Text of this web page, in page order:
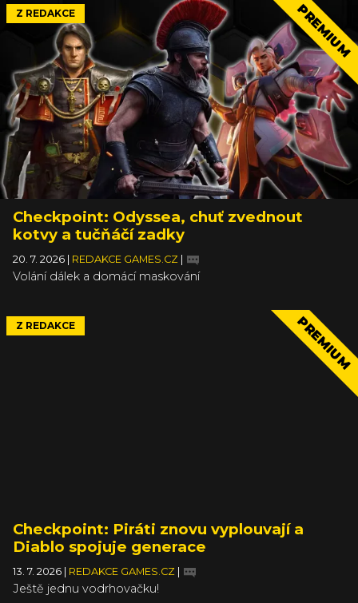
Z REDAKCE PREMIUM
Checkpoint: Odyssea, chuť zvednout
kotvy a tučňáčí zadky
20. 7. 2026 REDAKCE GAMES.CZ
Volání dálek a domácí maskování
Z REDAKCE PREMIUM
Checkpoint: Piráti znovu vyplouvají a
Diablo spojuje generace
13. 7. 2026 REDAKCE GAMES.CZ
Ještě jednu vodrhovačku!